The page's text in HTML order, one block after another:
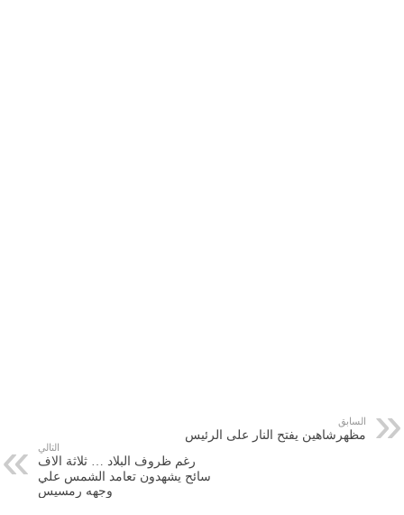
السابق
مظهرشاهين يفتح النار على الرئيس
التالي
رغم ظروف البلاد … ثلاثة الاف
سائح يشهدون تعامد الشمس علي
وجهه رمسيس